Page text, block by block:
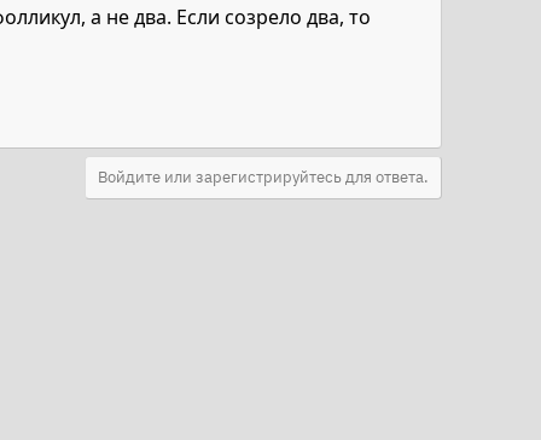
а не два. Если созрело два, то
Войдите или зарегистрируйтесь для ответа.